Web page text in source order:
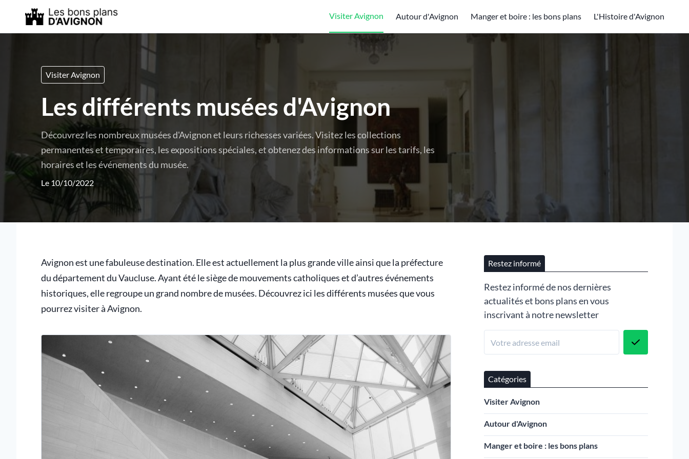
Visiter Avignon Autour d'Avignon Manger et boire : les bons plans L'Histoire d'Avignon
Visiter Avignon
Les différents musées d'Avignon
Découvrez les nombreux musées d'Avignon et leurs richesses variées. Visitez les collections
permanentes et temporaires, les expositions spéciales, et obtenez des informations sur les tarifs, les
horaires et les événements du musée.
Le 10/10/2022
Avignon est une fabuleuse destination. Elle est actuellement la plus grande ville ainsi que la préfecture
du département du Vaucluse. Ayant été le siège de mouvements catholiques et d’autres événements
historiques, elle regroupe un grand nombre de musées. Découvrez ici les différents musées que vous
pourrez visiter à Avignon.
Restez informé
Restez informé de nos dernières
actualités et bons plans en vous
inscrivant à notre newsletter
Catégories
Visiter Avignon
Autour d'Avignon
Manger et boire : les bons plans